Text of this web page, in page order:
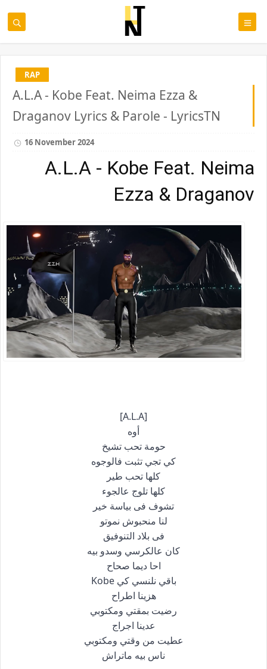
RAP
A.L.A - Kobe Feat. Neima Ezza &
Draganov Lyrics & Parole - LyricsTN
16 November 2024
A.L.A - Kobe Feat. Neima
Ezza & Draganov
[A.L.A]
أوه
حومة تحب تشيخ
كي تجي تثبت فالوجوه
كلها تحب طير
كلها تلوج عالجوء
تشوف فى بياسة خير
لنا منحبوش نموتو
فى بلاد التنوفيق
كان عالكرسي وسدو بيه
احا ديما صحاح
باقي نلنسي كي Kobe
هزينا اطراح
رضيت بمقتي ومكتوبي
عدينا اجراج
عطيت من وقتي ومكتوبي
ناس بيه ماتراش